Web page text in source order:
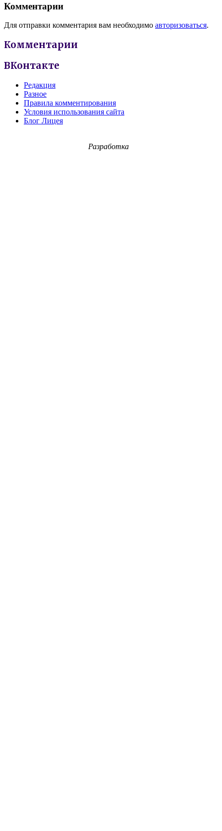
Комментарии
Для отправки комментария вам необходимо авторизоваться.
Комментарии
ВКонтакте
Редакция
Разное
Правила комментирования
Условия использования сайта
Блог Лицея
Разработка